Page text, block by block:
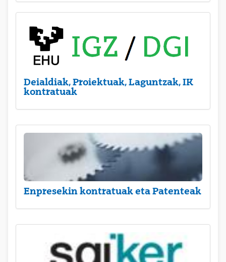
Deialdiak, Proiektuak, Laguntzak, IK
kontratuak
Enpresekin kontratuak eta Patenteak